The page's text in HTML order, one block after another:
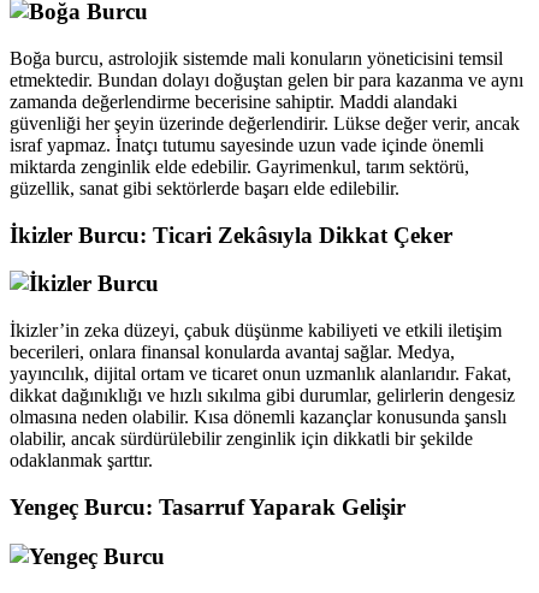
Boğa burcu, astrolojik sistemde mali konuların yöneticisini temsil
etmektedir. Bundan dolayı doğuştan gelen bir para kazanma ve aynı
zamanda değerlendirme becerisine sahiptir. Maddi alandaki
güvenliği her şeyin üzerinde değerlendirir. Lükse değer verir, ancak
israf yapmaz. İnatçı tutumu sayesinde uzun vade içinde önemli
miktarda zenginlik elde edebilir. Gayrimenkul, tarım sektörü,
güzellik, sanat gibi sektörlerde başarı elde edilebilir.
İkizler Burcu: Ticari Zekâsıyla Dikkat Çeker
İkizler’in zeka düzeyi, çabuk düşünme kabiliyeti ve etkili iletişim
becerileri, onlara finansal konularda avantaj sağlar. Medya,
yayıncılık, dijital ortam ve ticaret onun uzmanlık alanlarıdır. Fakat,
dikkat dağınıklığı ve hızlı sıkılma gibi durumlar, gelirlerin dengesiz
olmasına neden olabilir. Kısa dönemli kazançlar konusunda şanslı
olabilir, ancak sürdürülebilir zenginlik için dikkatli bir şekilde
odaklanmak şarttır.
Yengeç Burcu: Tasarruf Yaparak Gelişir